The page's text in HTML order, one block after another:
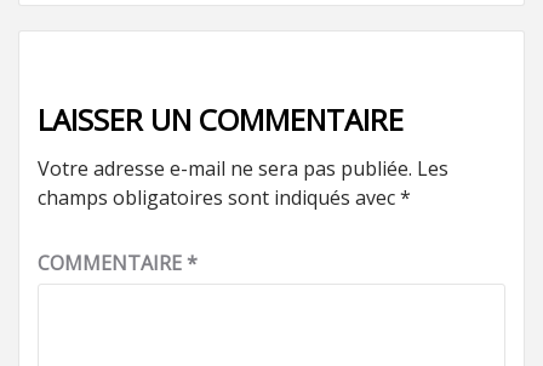
LAISSER UN COMMENTAIRE
Votre adresse e-mail ne sera pas publiée. Les
champs obligatoires sont indiqués avec*
COMMENTAIRE*